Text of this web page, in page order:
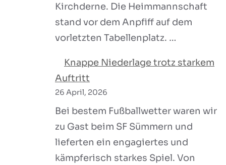
Kirchderne. Die Heimmannschaft
stand vor dem Anpfiff auf dem
vorletzten Tabellenplatz. …
Knappe Niederlage trotz starkem
Auftritt
26 April, 2026
Bei bestem Fußballwetter waren wir
zu Gast beim SF Sümmern und
lieferten ein engagiertes und
kämpferisch starkes Spiel. Von